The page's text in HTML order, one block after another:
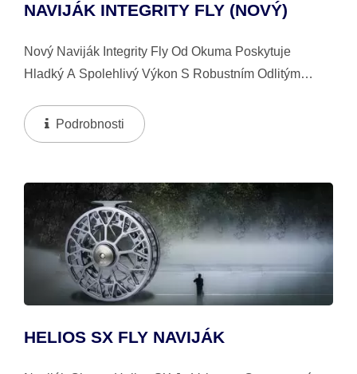
NAVIJÁK INTEGRITY FLY (NOVÝ)
Nový Naviják Integrity Fly Od Okuma Poskytuje
Hladký A Spolehlivý Výkon S Robustním Odlitým
Pro Rychlé Navíjení A Sníženou Paměť. Jeho...
Podrobnosti
HELIOS SX FLY NAVIJÁK